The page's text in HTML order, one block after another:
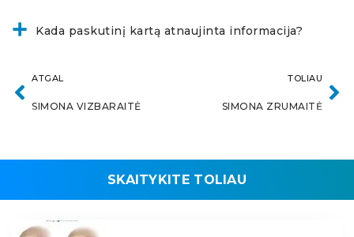
Kada paskutinį kartą atnaujinta informacija?
ATGAL
SIMONA VIZBARAITĖ
TOLIAU
SIMONA ZRUMAITĖ
SKAITYKITE TOLIAU